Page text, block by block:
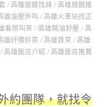
/ 高雄旅館找妹 / 高雄旅館推
雄油壓外叫 / 高雄火車站找正
看照叫茶 / 高雄精油舒壓 / 高
雄評價好茶 / 高雄買茶 / 高雄
/ 高雄飯店介紹 / 高雄飯店推薦
約團隊，就找令